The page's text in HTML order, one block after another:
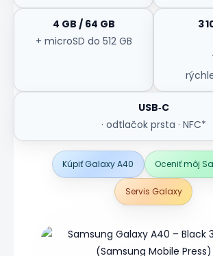
4 GB / 64 GB
+ microSD do 512 GB
3
USB‑C
· odtlačok prsta · NFC*
Kúpiť Galaxy A40 Oceniť môj
Servis Galaxy